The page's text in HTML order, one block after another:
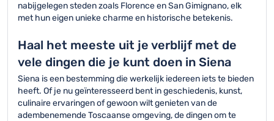
nabijgelegen steden zoals Florence en San Gimignano, elk
met hun eigen unieke charme en historische betekenis.
Haal het meeste uit je verblijf met de
vele dingen die je kunt doen in Siena
Siena is een bestemming die werkelijk iedereen iets te bieden
heeft. Of je nu geïnteresseerd bent in geschiedenis, kunst,
culinaire ervaringen of gewoon wilt genieten van de
adembenemende Toscaanse omgeving, de dingen om te